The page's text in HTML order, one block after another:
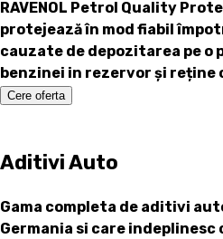
RAVENOL Petrol Quality
protejează în mod fiabil
cauzate de depozitarea pe o
benzinei in rezervor și reține
Cere oferta
Aditivi Auto
Gama completa de aditivi
Germania si care indeplinesc